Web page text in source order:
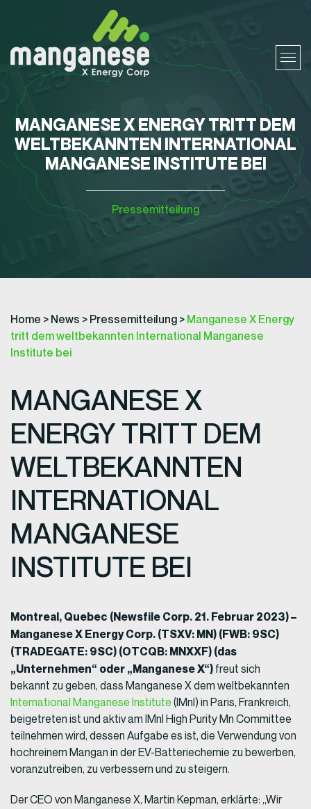
MANGANESE X ENERGY TRITT DEM
WELTBEKANNTEN INTERNATIONAL
MANGANESE INSTITUTE BEI
Pressemitteilung
Home > News > Pressemitteilung > Manganese X Energy
tritt dem weltbekannten International Manganese
Institute bei
MANGANESE X
ENERGY TRITT DEM
WELTBEKANNTEN
INTERNATIONAL
MANGANESE
INSTITUTE BEI
Montreal, Quebec (Newsfile Corp. 21. Februar 2023) –
Manganese X Energy Corp. (TSXV: MN) (FWB: 9SC)
(TRADEGATE: 9SC) (OTCQB: MNXXF) (das
„Unternehmen“ oder „Manganese X“) freut sich
bekannt zu geben, dass Manganese X dem weltbekannten
International Manganese Institute (IMnI) in Paris, Frankreich,
beigetreten ist und aktiv am IMnl High Purity Mn Committee
teilnehmen wird, dessen Aufgabe es ist, die Verwendung von
hochreinem Mangan in der EV-Batteriechemie zu bewerben,
voranzutreiben, zu verbessern und zu steigern.
Der CEO von Manganese X, Martin Kepman, erklärte: „Wir